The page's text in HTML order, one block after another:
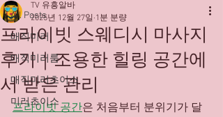
All Posts
매직미러
매직미러룸
매직미러초이스
미러초이스
프라이빗 스웨디시 마사지
후기｜조용한 힐링 공간에
서 받은 관리
TV 유흥알바
2025년 12월 27일 1분 분량
프라이빗 공간은 처음부터 분위기가 달